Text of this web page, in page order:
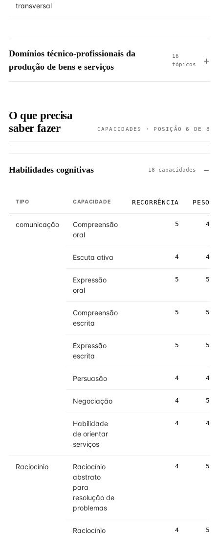
transversal
Domínios técnico-profissionais da
produção de bens e serviços
16
tópicos
O que precisa
saber fazer
CAPACIDADES · POSIÇÃO 6 DE 8
Habilidades cognitivas 18 capacidades
TIPO CAPACIDADE RECORRÊNCIA PESO
comunicação
Compreensão
oral
5 4
Escuta ativa 4 4
Expressão
oral
5 5
Compreensão
escrita
5 5
Expressão
escrita
5 5
Persuasão 4 4
Negociação 4 5
Habilidade
de orientar
serviços
4 4
Raciocínio
Raciocínio
abstrato
para
resolução de
problemas
4 5
Raciocínio 4 5